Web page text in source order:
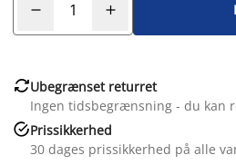
Ubegrænset returret
Ingen tidsbegrænsning - du kan
Prissikkerhed
30 dages prissikkerhed på alle